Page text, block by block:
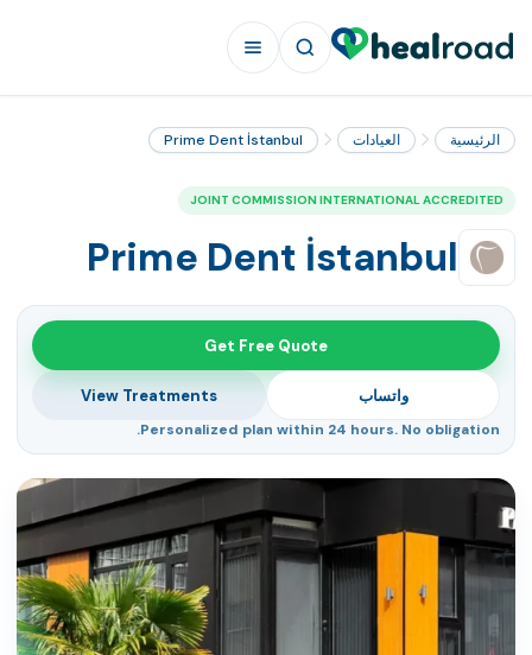
الرئيسية العيادات Prime Dent İstanbul
JOINT COMMISSION INTERNATIONAL ACCREDITED
Prime Dent İstanbul
Get Free Quote
واتساب View Treatments
Personalized plan within 24 hours. No obligation.